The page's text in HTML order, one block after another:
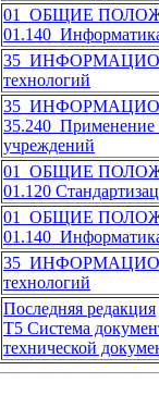
01 ОБЩИЕ
01.140
35
технологий
35
35.240 Применение
учреждений
01 ОБЩИЕ
01.120
01 ОБЩИЕ
01.140
35
технологий
Последняя редакция
Т5 Система
технической